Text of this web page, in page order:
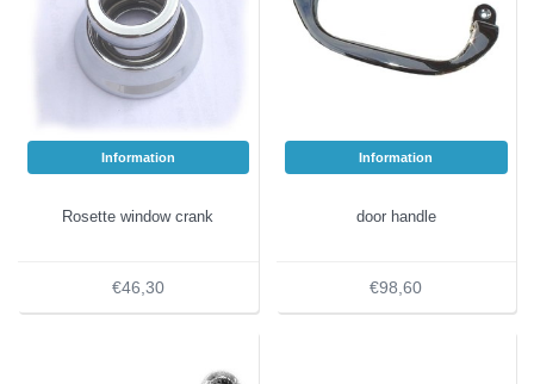
Information
Rosette window crank
€46,30
Information
door handle
€98,60